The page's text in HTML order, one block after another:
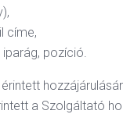
címe,
pozíció.
a Szolgáltató